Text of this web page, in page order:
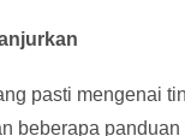
pasti mengenai
beberapa